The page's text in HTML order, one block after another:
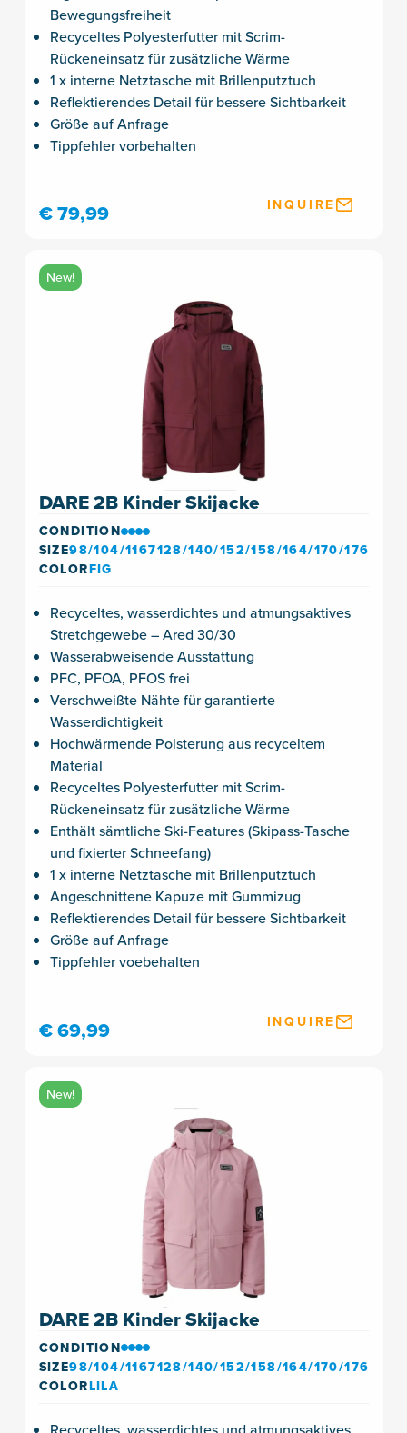
Bewegungsfreiheit
Recyceltes Polyesterfutter mit Scrim-
Rückeneinsatz für zusätzliche Wärme
1 x interne Netztasche mit Brillenputztuch
Reflektierendes Detail für bessere Sichtbarkeit
Größe auf Anfrage
Tippfehler vorbehalten
€ 79,99 INQUIRE
New!
DARE 2B Kinder Skijacke
CONDITION
SIZE98/104/1167128/140/152/158/164/170/176
COLORFIG
Recyceltes, wasserdichtes und atmungsaktives
Stretchgewebe – Ared 30/30
Wasserabweisende Ausstattung
PFC, PFOA, PFOS frei
Verschweißte Nähte für garantierte
Wasserdichtigkeit
Hochwärmende Polsterung aus recyceltem
Material
Recyceltes Polyesterfutter mit Scrim-
Rückeneinsatz für zusätzliche Wärme
Enthält sämtliche Ski-Features (Skipass-Tasche
und fixierter Schneefang)
1 x interne Netztasche mit Brillenputztuch
Angeschnittene Kapuze mit Gummizug
Reflektierendes Detail für bessere Sichtbarkeit
Größe auf Anfrage
Tippfehler voebehalten
€ 69,99 INQUIRE
New!
DARE 2B Kinder Skijacke
CONDITION
SIZE98/104/1167128/140/152/158/164/170/176
COLORLILA
Recyceltes, wasserdichtes und atmungsaktives